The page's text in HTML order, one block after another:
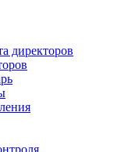
директоров